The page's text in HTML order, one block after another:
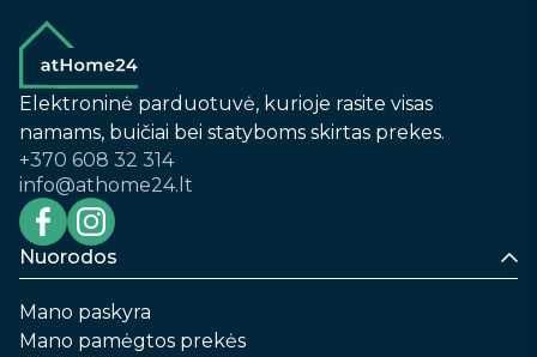
Elektroninė parduotuvė, kurioje rasite visas
namams, buičiai bei statyboms skirtas prekes.
+370 608 32 314
info@athome24.lt
Nuorodos
Mano paskyra
Mano pamėgtos prekės